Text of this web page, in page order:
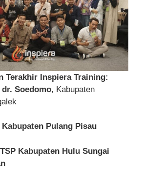
Terakhir Inspiera Training:
dr. Soedomo, Kabupaten
Kabupaten Pulang Pisau
Kabupaten Hulu Sungai